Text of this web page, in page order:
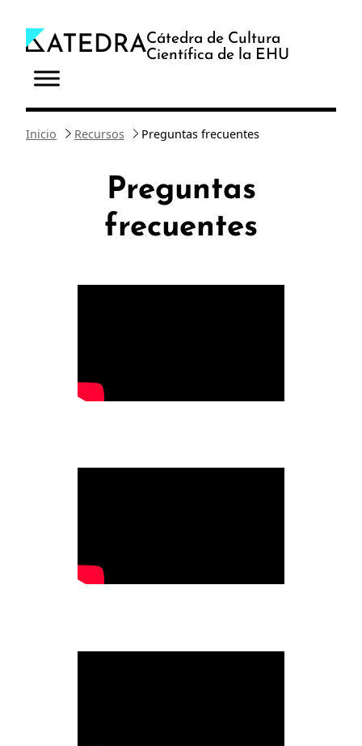
contenido
Cátedra de Cultura
Científica de la EHU
Inicio Recursos Preguntas frecuentes
Preguntas
frecuentes